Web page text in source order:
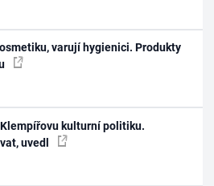
varují hygienici. Produkty
kulturní politiku.
uvedl